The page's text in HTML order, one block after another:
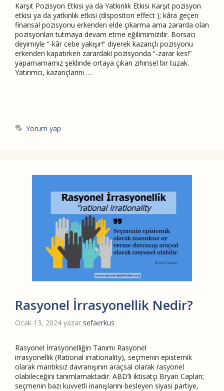
Karşıt Pozisyon Etkisi ya da Yatkınlık Etkisi Karşıt pozisyon
etkisi ya da yatkınlık etkisi (dispositon effect ); kâra geçen
finansal pozisyonu erkenden elde çıkarma ama zararda olan
pozisyonları tutmaya devam etme eğilimimizdir. Borsacı
deyimiyle “-kâr cebe yakışır!” diyerek kazançlı pozisyonu
erkenden kapatırken zarardaki pozisyonda “-zarar kes!”
yapamamamız şeklinde ortaya çıkan zihinsel bir tuzak.
Yatırımcı, kazançlarını …
Yorum yap
Rasyonel İrrasyonellik Nedir?
Ocak 13, 2024 yazar sefaerkus
Rasyonel İrrasyonelliğin Tanımı Rasyonel
irrasyonellik (Rational irrationality), seçmenin epistemik
olarak mantıksız davranışının araçsal olarak rasyonel
olabileceğini tanımlamaktadır. ABD’li iktisatçı Bryan Caplan;
seçmenin bazı kuvvetli inanışlarını besleyen siyasi partiye,